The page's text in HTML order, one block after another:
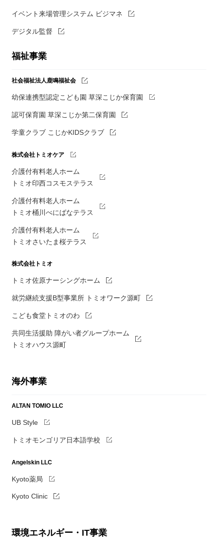
イベント来場管理システム ビジマネ
デジタル監督
福祉事業
社会福祉法人鹿鳴福祉会
幼保連携型認定こども園 草深こじか保育園
認可保育園 草深こじか第二保育園
学童クラブ こじかKIDSクラブ
株式会社トミオケア
介護付有料老人ホーム
トミオ印西コスモステラス
介護付有料老人ホーム
トミオ桶川べにばなテラス
介護付有料老人ホーム
トミオさいたま桜テラス
株式会社トミオ
トミオ佐原ナーシングホーム
就労継続支援B型事業所 トミオワーク源町
こども食堂トミオのわ
共同生活援助 障がい者グループホーム
トミオハウス源町
海外事業
ALTAN TOMIO LLC
UB Style
トミオモンゴリア日本語学校
Angelskin LLC
Kyoto薬局
Kyoto Clinic
環境エネルギー・IT事業